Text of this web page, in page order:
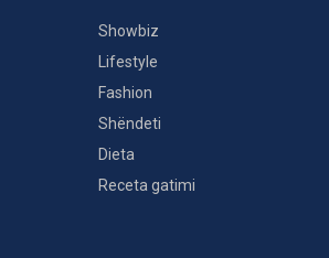
Showbiz
Lifestyle
Fashion
Shëndeti
Dieta
Receta gatimi